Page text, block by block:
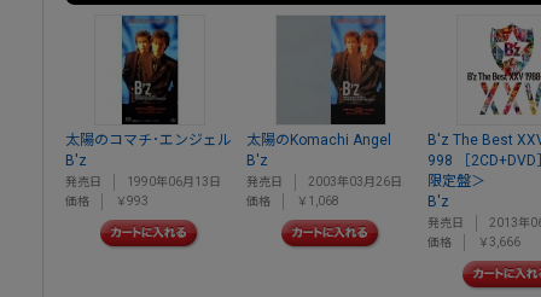
太陽のコマチ･エンジェル
B'z
発売日
1990年06月13日
価格
￥993
太陽のKomachi Angel
B'z
発売日
2003年03月26日
価格
￥1,068
B'z The Best
998 ［2CD+DVD
限定盤＞
B'z
発売日
2013年
価格
￥3,666